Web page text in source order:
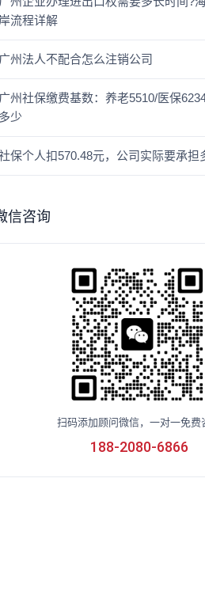
流程详解
州法人不配合怎么注销公司
州社保缴费基数：养老5510/医保
少
保个人扣570.48元，公司实际要承担
信咨询
扫码添加顾问微信，一对一免费
188-2080-6866